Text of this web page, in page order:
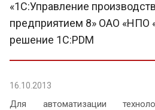
«1С:Управление
предприятием 8» ОАО «НПО
решение 1С:PDM
16.10.2013
Для автоматизации